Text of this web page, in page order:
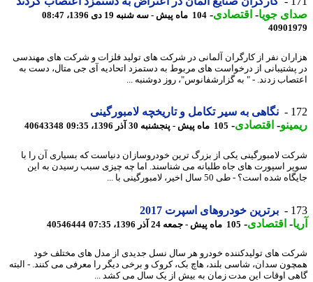
جویا-اقتصادی-104 ماه پیش - سه شنبه 19 دی 1396، 08:47
نفر از کارگران آلمانی در شرکت های تولید فلزات و شرکت های مهندسی
از درخواست های مربوط به دستمزد اتحادیه آی جی متال، دست به
زدند. - " به گزارشفانوس"، روز دوشنبه ...
نگاهی به سیر تکامل و تاریخچه لامبورگینی
-اقتصادی-105 ماه پیش - پنجشنبه 30 آذر 1396، 09:35 40643348
لامبورگینی یکی از بزرگ ترین خودروسازان دنیاست که بسیاری آن را با
اسپورت های جاه طلبانه می شناسند. اما چه چیزی سبب رسیدن به این
شده است؟ - طی 50 سال اخیر، لامبورگینی با ...
برترین خودروهای اسپرت 2017
-اقتصادی-105 ماه پیش - جمعه 24 آذر 1396، 07:35 40546444
های تولیدکننده خودرو هر سال نسل جدیدی از مدل های مختلف خود
سدان، شاسی بلند، هاچ بک، کروک و برخی دیگر را معرفی می کنند. - البته
اوقات این مدت زمان به بیش از یک سال می کشد ...